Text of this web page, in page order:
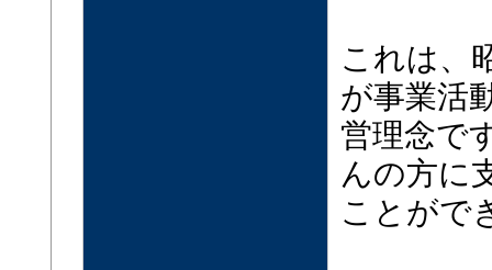
これは、
が事業活
営理念で
んの方に
ことがで